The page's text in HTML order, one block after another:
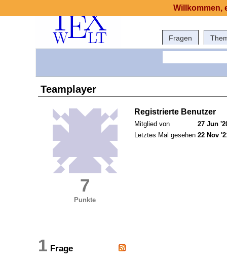
Fragen
Teamplayer
7
Punkte
Registrierte Benutzer
Mitglied von
27 Jun
Letztes Mal gesehen 22 Nov
1 Frage
Willkommen,